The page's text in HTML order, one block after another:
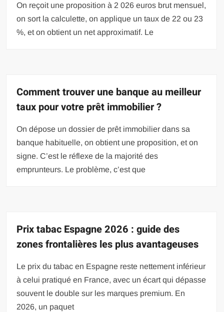
On reçoit une proposition à 2 026 euros brut mensuel,
on sort la calculette, on applique un taux de 22 ou 23
%, et on obtient un net approximatif. Le
Comment trouver une banque au meilleur
taux pour votre prêt immobilier ?
On dépose un dossier de prêt immobilier dans sa
banque habituelle, on obtient une proposition, et on
signe. C’est le réflexe de la majorité des
emprunteurs. Le problème, c’est que
Prix tabac Espagne 2026 : guide des
zones frontalières les plus avantageuses
Le prix du tabac en Espagne reste nettement inférieur
à celui pratiqué en France, avec un écart qui dépasse
souvent le double sur les marques premium. En
2026, un paquet